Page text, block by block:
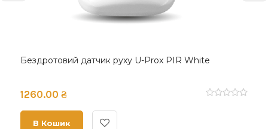
Бездротовий датчик руху U-Prox PIR White
1260.00 ₴
В Кошик